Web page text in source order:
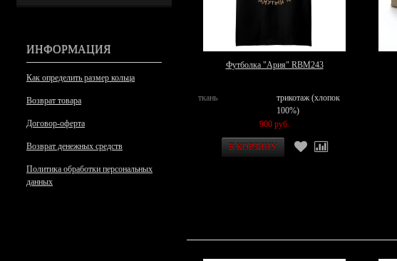
ИНФОРМАЦИЯ
Как определить размер кольца
Возврат товара
Договор-оферта
Возврат денежных средств
Политика обработки персональных
данных
Футболка "Ария" RBM243
ткань
трикотаж (хлопок
100%)
900 руб.